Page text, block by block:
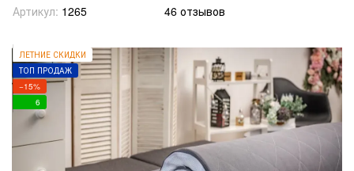
Артикул: 1265 46 отзывов
ЛЕТНИЕ СКИДКИ
ТОП ПРОДАЖ
−15%
6